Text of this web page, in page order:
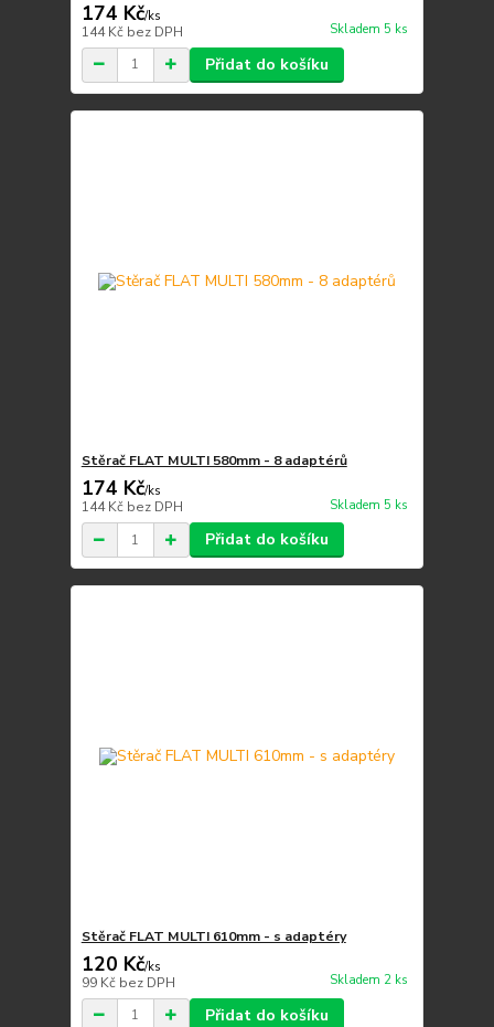
174 Kč/ks
144 Kč bez DPH Skladem 5 ks
Přidat do košíku
Stěrač FLAT MULTI 580mm - 8 adaptérů
174 Kč/ks
144 Kč bez DPH Skladem 5 ks
Přidat do košíku
Stěrač FLAT MULTI 610mm - s adaptéry
120 Kč/ks
99 Kč bez DPH Skladem 2 ks
Přidat do košíku